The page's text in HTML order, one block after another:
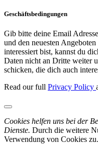
Geschäftsbedingungen
Gib bitte deine Email
und den neuesten
interessiert bist, kannst du
Daten nicht an Dritte weiter
schicken, die dich auch
Read our full Privacy Policy
Cookies helfen uns bei der
Dienste. Durch die weitere
Verwendung von Cookies zu.